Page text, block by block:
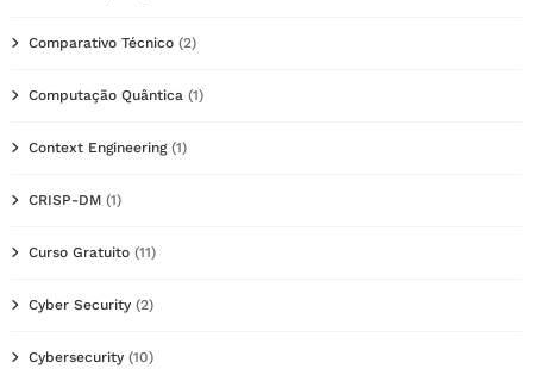
Comparativo Técnico (2)
Computação Quântica (1)
Context Engineering(1)
CRISP-DM (1)
Curso Gratuito (11)
Cyber Security (2)
Cybersecurity (10)